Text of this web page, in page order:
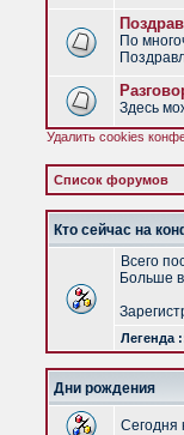
По
Здесь
Удалить cookies
Список форумов
Кто сейчас на
Всего
Больше
Легенда
Дни рождения
Сегодня